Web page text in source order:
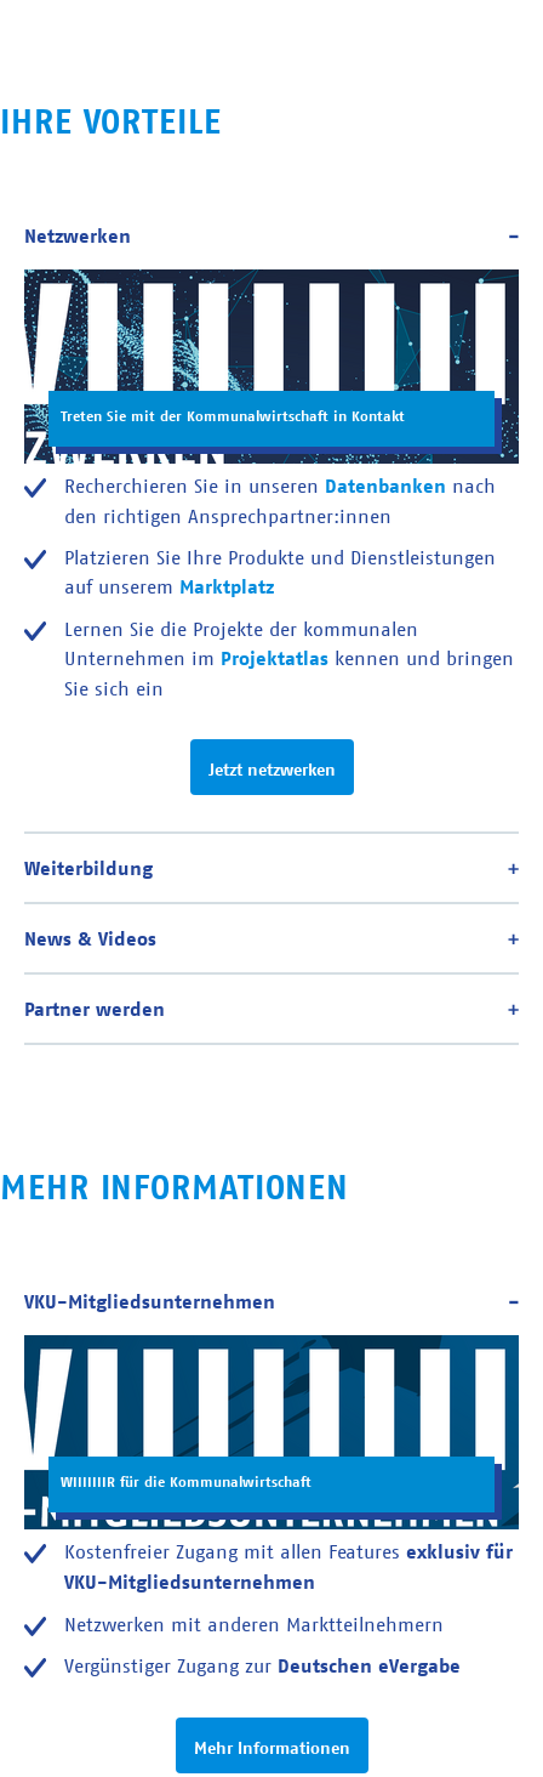
IHRE VORTEILE
Treten Sie mit der Kommunalwirtschaft in Kontakt
Recherchieren Sie in unseren Datenbanken nach
den richtigen Ansprechpartner:innen
Platzieren Sie Ihre Produkte und Dienstleistungen
auf unserem Marktplatz
Lernen Sie die Projekte der kommunalen
Unternehmen im Projektatlas kennen und bringen
Sie sich ein
Jetzt netzwerken
MEHR INFORMATIONEN
WIIIIIIIR für die Kommunalwirtschaft
Kostenfreier Zugang mit allen Features exklusiv für
VKU-Mitgliedsunternehmen
Netzwerken mit anderen Marktteilnehmern
Vergünstiger Zugang zur Deutschen eVergabe
Mehr Informationen